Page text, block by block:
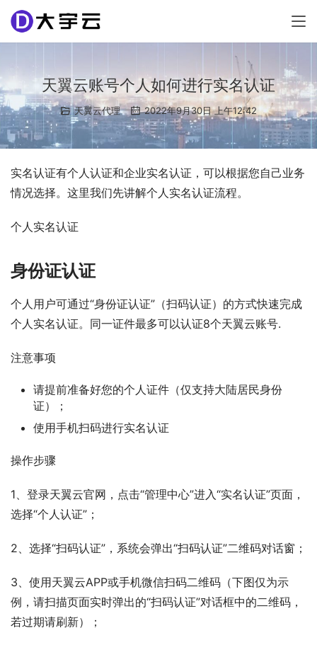
天翼云账号个人如何进行实名认证
天翼云代理 2022年9月30日 上午12:42
实名认证有个人认证和企业实名认证，可以根据您自己业务
情况选择。这里我们先讲解个人实名认证流程。
个人实名认证
身份证认证
个人用户可通过“身份证认证”（扫码认证）的方式快速完成
个人实名认证。同一证件最多可以认证8个天翼云账号.
注意事项
请提前准备好您的个人证件（仅支持大陆居民身份
证）；
使用手机扫码进行实名认证
操作步骤
1、登录天翼云官网，点击“管理中心”进入“实名认证”页面，
选择“个人认证”；
2、选择“扫码认证”，系统会弹出“扫码认证”二维码对话窗；
3、使用天翼云APP或手机微信扫码二维码（下图仅为示
例，请扫描页面实时弹出的“扫码认证”对话框中的二维码，
若过期请刷新）；